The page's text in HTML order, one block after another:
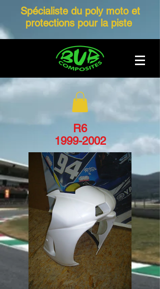
Spécialiste du poly moto et
protections pour la piste
R6
1999-2002